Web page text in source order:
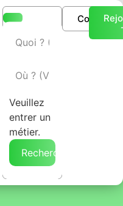
Veuillez
entrer un
métier.
Rechercher →